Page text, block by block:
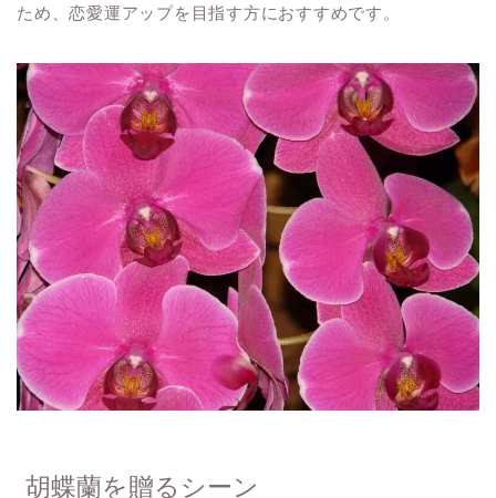
ため、恋愛運アップを目指す方におすすめです。
胡蝶蘭を贈るシーン